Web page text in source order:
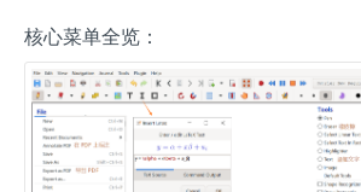
核心菜单全览：